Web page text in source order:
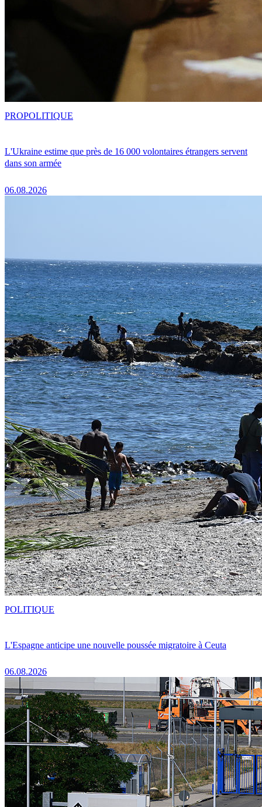
L'Ukraine estime que près de 16 000 volontaires étrangers servent
dans son armée
06.08.2026
PROPOLITIQUE
L'Espagne anticipe une nouvelle poussée migratoire à Ceuta
06.08.2026
POLITIQUE